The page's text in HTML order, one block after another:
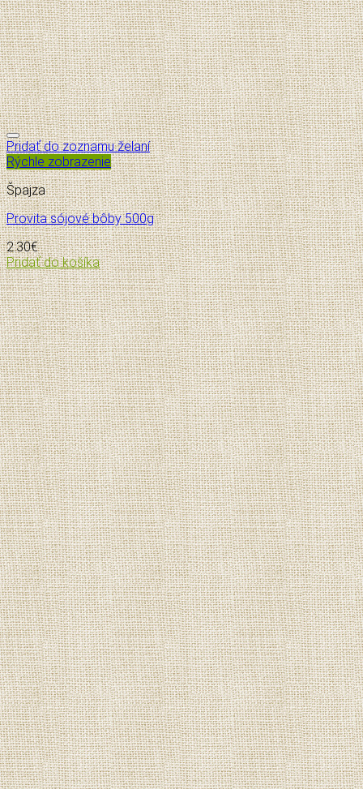
Pridať do zoznamu želaní
Rýchle zobrazenie
Špajza
Provita sójové bôby 500g
2.30€
Pridať do košíka